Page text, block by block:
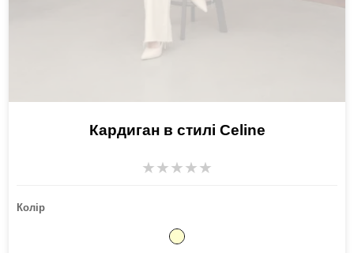
Кардиган в стилі Celine
★★★★★
Колір